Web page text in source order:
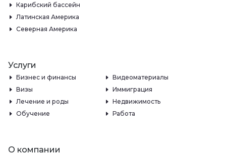
Карибский бассейн
Латинская Америка
Северная Америка
Услуги
Бизнес и финансы
Видеоматериалы
Визы
Иммиграция
Лечение и роды
Недвижимость
Обучение
Работа
О компании